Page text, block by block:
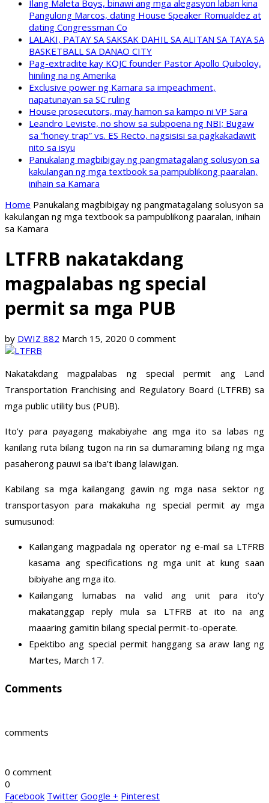
Ilang Maleta Boys, binawi ang mga alegasyon laban kina
Pangulong Marcos, dating House Speaker Romualdez at
dating Congressman Co
LALAKI, PATAY SA SAKSAK DAHIL SA ALITAN SA TAYA SA
BASKETBALL SA DANAO CITY
Pag-extradite kay KOJC founder Pastor Apollo Quiboloy,
hiniling na ng Amerika
Exclusive power ng Kamara sa impeachment,
napatunayan sa SC ruling
House prosecutors, may hamon sa kampo ni VP Sara
Leandro Leviste, no show sa subpoena ng NBI; Bugaw
sa “honey trap” vs. ES Recto, nagsisisi sa pagkakadawit
nito sa isyu
Panukalang magbibigay ng pangmatagalang solusyon sa
kakulangan ng mga textbook sa pampublikong paaralan,
inihain sa Kamara
Home Panukalang magbibigay ng pangmatagalang solusyon sa
kakulangan ng mga textbook sa pampublikong paaralan, inihain
sa Kamara
LTFRB nakatakdang
magpalabas ng special
permit sa mga PUB
by DWIZ 882 March 15, 2020 0 comment
Nakatakdang magpalabas ng special permit ang Land
Transportation Franchising and Regulatory Board (LTFRB) sa
mga public utility bus (PUB).
Ito’y para payagang makabiyahe ang mga ito sa labas ng
kanilang ruta bilang tugon na rin sa dumaraming bilang ng mga
pasaherong pauwi sa iba’t ibang lalawigan.
Kabilang sa mga kailangang gawin ng mga nasa sektor ng
transportasyon para makakuha ng special permit ay mga
sumusunod:
Kailangang magpadala ng operator ng e-mail sa LTFRB
kasama ang specifications ng mga unit at kung saan
bibiyahe ang mga ito.
Kailangang lumabas na valid ang unit para ito’y
makatanggap reply mula sa LTFRB at ito na ang
maaaring gamitin bilang special permit-to-operate.
Epektibo ang special permit hanggang sa araw lang ng
Martes, March 17.
Comments
comments
0 comment
0
Facebook Twitter Google + Pinterest